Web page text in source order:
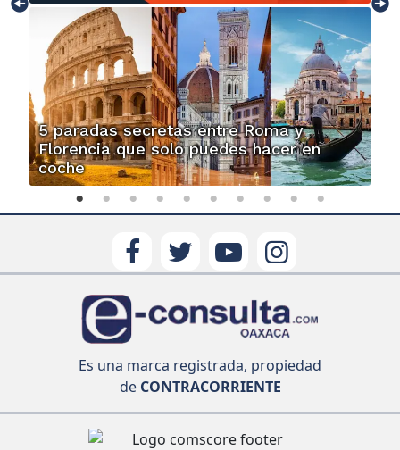
5 paradas secretas entre Roma y
Florencia que solo puedes hacer en
coche
Es una marca registrada, propiedad
deCONTRACORRIENTE